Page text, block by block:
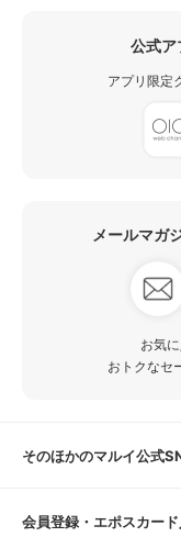
公式ア
アプリ限定
メールマガ
お気
おトクなセ
そのほかのマルイ公式
会員登録・エポスカー